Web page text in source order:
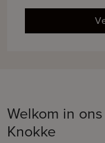
Welkom in
Knokke